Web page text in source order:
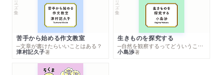
苦手から始める作文教室
─文章が書けたらいいことはある？
津村記久子著
生きものを探究する
─自然を観察するってどういうこと？
小島渉著